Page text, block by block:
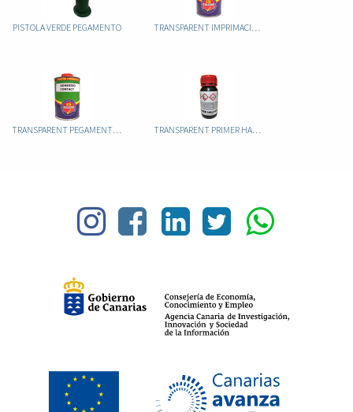
PISTOLA VERDE PEGAMENTO TRANSPARENT IMPRIMACION-PU SIN TOLUENO 1LT
TRANSPARENT PEGAMENTO CONTACT (SIN TOLUENO) TRANSPARENT PRIMER HALOGENANTE